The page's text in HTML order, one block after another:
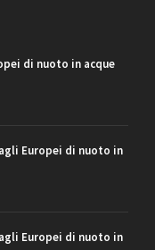
di nuoto in acque
Europei di nuoto in
Europei di nuoto in